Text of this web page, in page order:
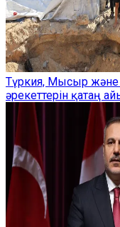
Түркия, Мысыр және
әрекеттерін қатаң